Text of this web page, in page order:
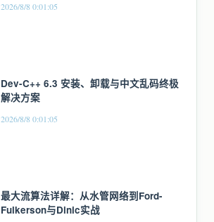
2026/8/8 0:01:05
Dev-C++ 6.3 安装、卸载与中文乱码终极
解决方案
2026/8/8 0:01:05
最大流算法详解：从水管网络到Ford-
Fulkerson与Dinic实战